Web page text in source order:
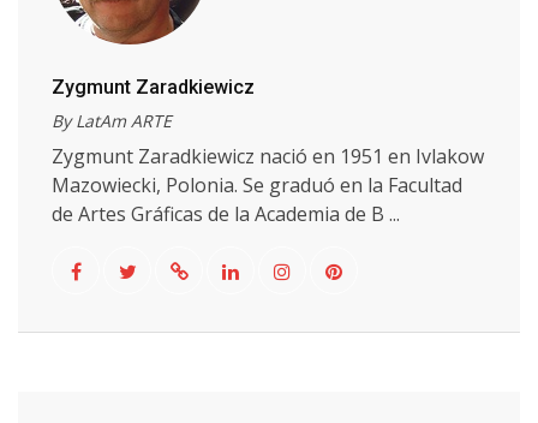
Zygmunt Zaradkiewicz
By LatAm ARTE
Zygmunt Zaradkiewicz nació en 1951 en Ivlakow
Mazowiecki, Polonia. Se graduó en la Facultad
de Artes Gráficas de la Academia de B ...